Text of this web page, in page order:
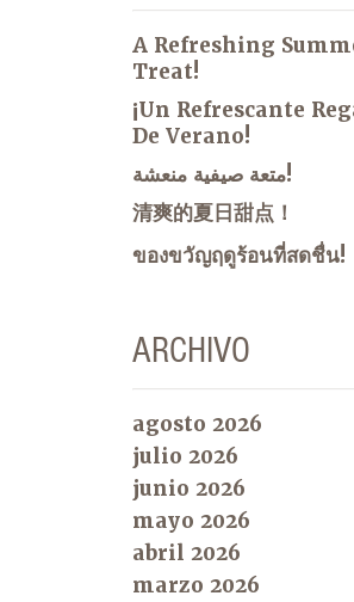
A Refreshing
Treat!
¡Un Refrescante
De Verano!
متعة صيفية منعشة!
清爽的夏日甜点！
ของขวัญฤดูร้อนที่สดชื่น!
ARCHIVO
agosto 2026
julio 2026
junio 2026
mayo 2026
abril 2026
marzo 2026